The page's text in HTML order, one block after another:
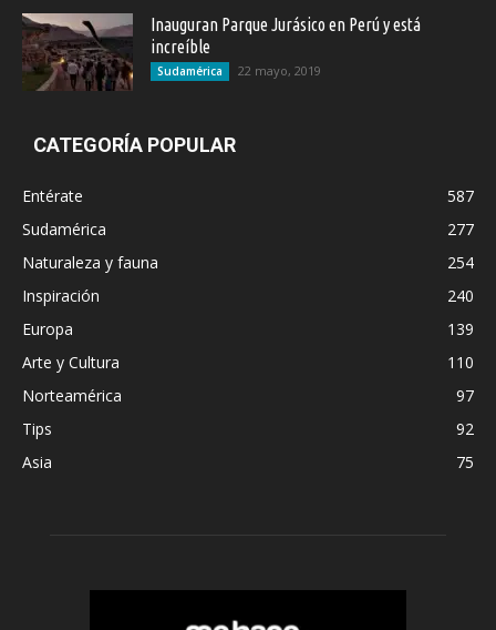
Inauguran Parque Jurásico en Perú y está
increíble
Sudamérica 22 mayo, 2019
CATEGORÍA POPULAR
Entérate
587
Sudamérica
277
Naturaleza y fauna
254
Inspiración
240
Europa
139
Arte y Cultura
110
Norteamérica
97
Tips
92
Asia
75